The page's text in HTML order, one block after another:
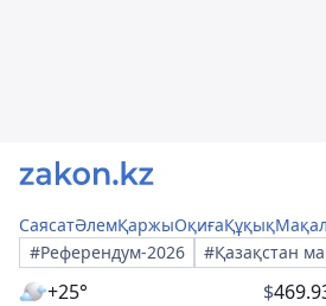
СаясатӘлемҚаржыОқиғаҚұқық
#Референдум-2026
#Қазақстан
+25° $